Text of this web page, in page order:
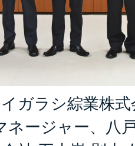
イガラシ綜業株
ネージャー、八